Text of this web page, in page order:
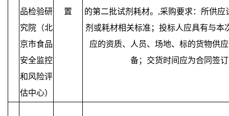
品检验研
究院（北
京市食品
安全监控
和风险评
估中心）
置
的第二批试剂耗材。,采购要求：所供
剂或耗材相关标准；投标人应具有与本
应的资质、人员、场地、标的货物供
备；交货时间应为合同签